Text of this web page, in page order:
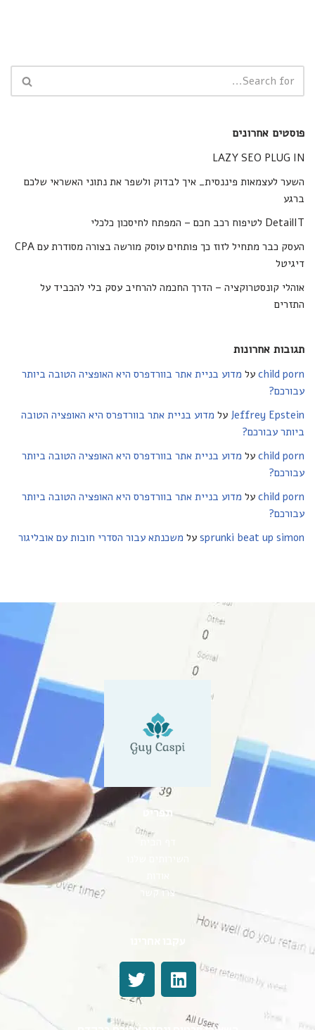
פוסטים אחרונים
LAZY SEO PLUG IN
השער לעצמאות פיננסית_ איך לבדוק ולשפר את נתוני האשראי שלכם
ברגע
DetailIT לטיפוח רכב חכם – המפתח לחיסכון כלכלי
העסק כבר מתחיל לזוז כך פותחים עוסק מורשה בצורה מסודרת עם CPA
דיגיטל
אוהלי קונסטרוקציה – הדרך החכמה להרחיב עסק בלי להכביד על
התזרים
תגובות אחרונות
child porn על מדוע בניית אתר בוורדפרס היא האופציה הטובה ביותר
עבורכם?
Jeffrey Epstein על מדוע בניית אתר בוורדפרס היא האופציה הטובה
ביותר עבורכם?
child porn על מדוע בניית אתר בוורדפרס היא האופציה הטובה ביותר
עבורכם?
child porn על מדוע בניית אתר בוורדפרס היא האופציה הטובה ביותר
עבורכם?
sprunki beat up simon על משכנתא עבור הסדרי חובות עם אובליגור
תפריט
צרו קשר